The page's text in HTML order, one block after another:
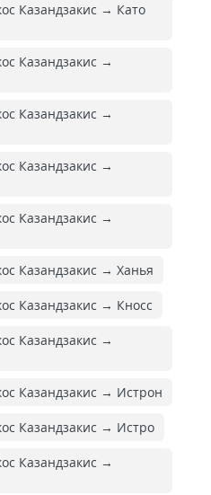
Казандзакис → Като
Казандзакис →
Казандзакис →
Казандзакис →
Казандзакис →
Казандзакис → Ханья
Казандзакис → Кносс
Казандзакис →
Казандзакис → Истрон
Казандзакис → Истро
Казандзакис →